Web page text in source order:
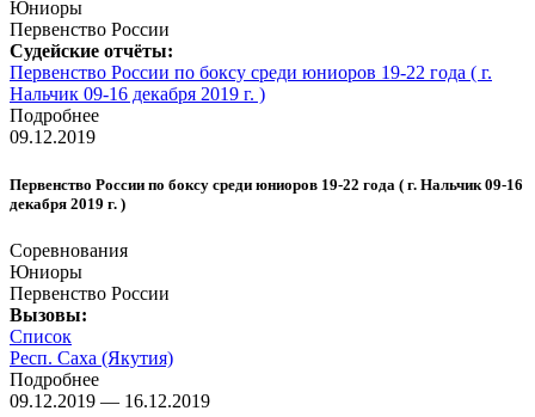
Юниоры
Первенство России
Судейские отчёты:
Первенство России по боксу среди юниоров 19-22 года ( г.
Нальчик 09-16 декабря 2019 г. )
Подробнее
09.12.2019
Первенство России по боксу среди юниоров 19-22 года ( г. Нальчик 09-16
декабря 2019 г. )
Соревнования
Юниоры
Первенство России
Вызовы:
Список
Респ. Саха (Якутия)
Подробнее
09.12.2019 — 16.12.2019